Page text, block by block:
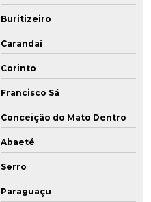
Buritizeiro
Carandaí
Corinto
Francisco Sá
Conceição do Mato Dentro
Abaeté
Serro
Paraguaçu